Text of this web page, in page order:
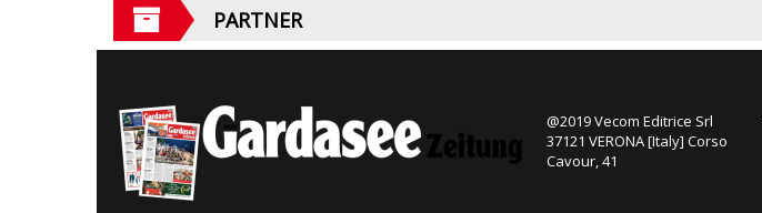
PARTNER
@2019 Vecom Editrice Srl
37121 VERONA [Italy] Corso
Cavour, 41